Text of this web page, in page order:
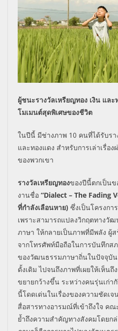
ผู้ชนะรางวัลเหรียญทอง เงิน แล
โมเมนต์สุดพิเศษของชีวิต
ในปีนี้ มีช่างภาพ 10 คนที่ได้รับรา
และทองแดง สำหรับการเล่าเรื่อง
ของพวกเขา
รางวัลเหรียญทองของปีนี้ตกเป็นข
งานชื่อ “Dialect – The Fading
ที่กำลังเลือนหาย) ซึ่งเป็นโครงกา
เพราะสามารถแปลงวิกฤตทางวัฒ
ภาษา ให้กลายเป็นภาพที่มีพลัง ผู้
จากโทรศัพท์มือถือในการบันทึกส
ของวัฒนธรรมภาษาถิ่นในปัจจุบัน
ดั้งเดิม ไปจนถึงภาพที่เผยให้เห็นถึ
ขยายกว้างขึ้น ระหว่างคนรุ่นเก่
นี้โดดเด่นในเรื่องของความชัดเ
สื่อสารทางอารมณ์ที่เข้าถึงใจ ค
ย้ำถึงความสำคัญทางสังคมโดยก